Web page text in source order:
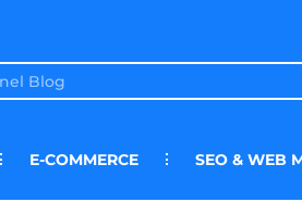
E-COMMERCE SEO & WEB